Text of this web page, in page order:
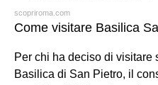
scopriroma.com
Come visitare Basilica
Per chi ha deciso di visitare
Basilica di San Pietro, il